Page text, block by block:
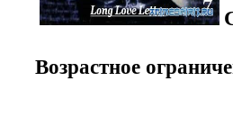
Возрастное